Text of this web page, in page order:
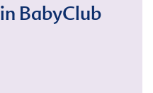
BabyClub